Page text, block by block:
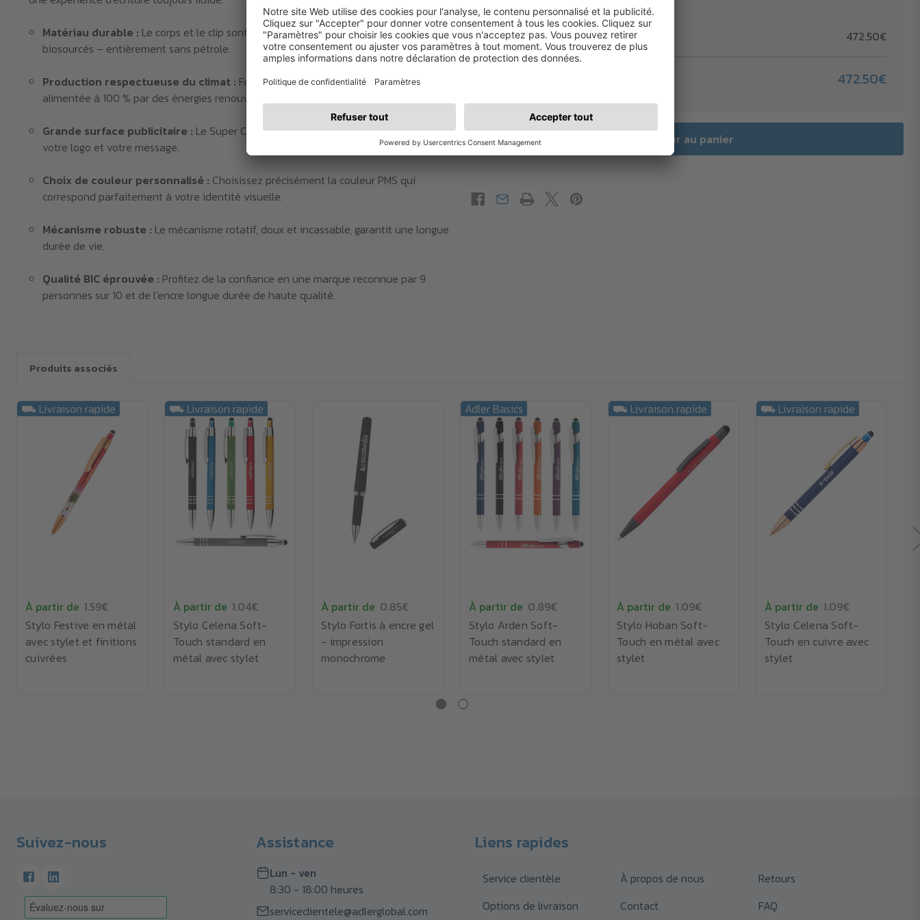
Coût du produit 472.50€
472.50€
Matériau durable : Le corps et le clip sont fabriqués à partir de polymères naturels
biosourcés – entièrement sans pétrole.
Production respectueuse du climat : Fabriqué en Europe dans une usine
alimentée à 100 % par des énergies renouvelables.
Grande surface publicitaire : Le Super Clip offre une surface extra-large pour
votre logo et votre message.
Choix de couleur personnalisé : Choisissez précisément la couleur PMS qui
correspond parfaitement à votre identité visuelle.
Mécanisme robuste : Le mécanisme rotatif, doux et incassable, garantit une longue
durée de vie.
Qualité BIC éprouvée : Profitez de la confiance en une marque reconnue par 9
personnes sur 10 et de l'encre longue durée de haute qualité.
Produits associés
⛟ Livraison rapide
À partir de 1.59€
Stylo Festive en métal
avec stylet et finitions
cuivrées
⛟ Livraison rapide
À partir de 1.04€
Stylo Celena Soft-
Touch standard en
métal avec stylet
À partir de 0.85€
Stylo Fortis à encre gel
- impression
monochrome
Adler Basics
À partir de 0.89€
Stylo Arden Soft-
Touch standard en
métal avec stylet
⛟ Livraison rapide
À partir de 1.09€
Stylo Hoban Soft-
Touch en métal avec
stylet
⛟ Livraison rapide
À partir de 1.09€
Stylo Celena Soft-
Touch en cuivre avec
stylet
Suivez-nous Assistance
Lun - ven
8:30 - 18:00 heures
serviceclientele@adlerglobal.com
Liens rapides
Service clientèle À propos de nous
Retours
Options de livraison
Contact FAQ